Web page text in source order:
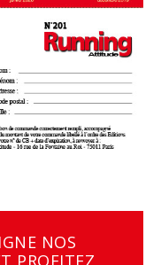
NOS
PROFITEZ